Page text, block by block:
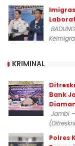
KRIMINAL
Bank
Jambi
Polres